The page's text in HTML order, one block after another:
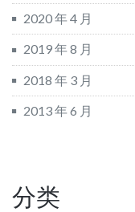
2020 年 4 月
2019 年 8 月
2018 年 3 月
2013 年 6 月
分类